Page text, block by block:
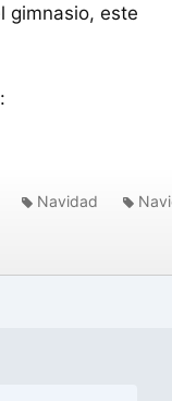
gimnasio, este
Navidad